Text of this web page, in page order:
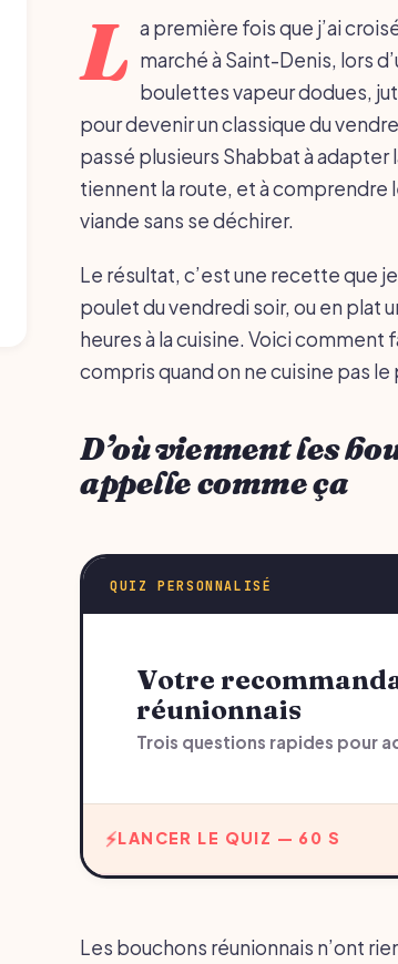
L a première fois que j’ai
marché à Saint-Denis, lors
boulettes vapeur dodues,
pour devenir un classique du
passé plusieurs Shabbat à
tiennent la route, et à
viande sans se déchirer.
Le résultat, c’est une recette que
poulet du vendredi soir, ou en plat
heures à la cuisine. Voici
compris quand on ne cuisine pas le
D’où viennent les
appelle comme ça
QUIZ PERSONNALISÉ
Votre recommandation sur bouchons
réunionnais
Trois questions rapides pour
LANCER LE QUIZ — 60 S
Les bouchons réunionnais n’ont